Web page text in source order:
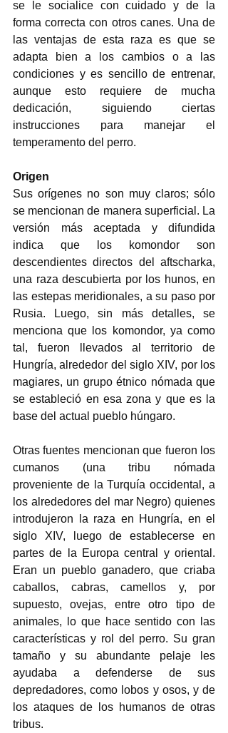
se le socialice con cuidado y de la
forma correcta con otros canes. Una de
las ventajas de esta raza es que se
adapta bien a los cambios o a las
condiciones y es sencillo de entrenar,
aunque esto requiere de mucha
dedicación, siguiendo ciertas
instrucciones para manejar el
temperamento del perro.
Origen
Sus orígenes no son muy claros; sólo
se mencionan de manera superficial. La
versión más aceptada y difundida
indica que los komondor son
descendientes directos del aftscharka,
una raza descubierta por los hunos, en
las estepas meridionales, a su paso por
Rusia. Luego, sin más detalles, se
menciona que los komondor, ya como
tal, fueron llevados al territorio de
Hungría, alrededor del siglo XIV, por los
magiares, un grupo étnico nómada que
se estableció en esa zona y que es la
base del actual pueblo húngaro.
Otras fuentes mencionan que fueron los
cumanos (una tribu nómada
proveniente de la Turquía occidental, a
los alrededores del mar Negro) quienes
introdujeron la raza en Hungría, en el
siglo XIV, luego de establecerse en
partes de la Europa central y oriental.
Eran un pueblo ganadero, que criaba
caballos, cabras, camellos y, por
supuesto, ovejas, entre otro tipo de
animales, lo que hace sentido con las
características y rol del perro. Su gran
tamaño y su abundante pelaje les
ayudaba a defenderse de sus
depredadores, como lobos y osos, y de
los ataques de los humanos de otras
tribus.